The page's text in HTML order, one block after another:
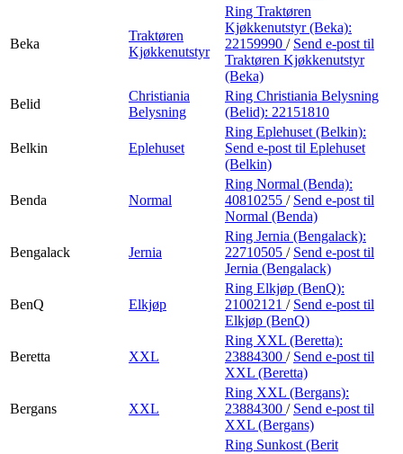
Beka
Traktøren
Kjøkkenutstyr
Ring Traktøren
Kjøkkenutstyr (Beka):
22159990 / Send e-post til
Traktøren Kjøkkenutstyr
(Beka)
Belid
Christiania
Belysning
Ring Christiania Belysning
(Belid): 22151810
Belkin Eplehuset
Ring Eplehuset (Belkin):
Send e-post til Eplehuset
(Belkin)
Benda Normal
Ring Normal (Benda):
40810255 / Send e-post til
Normal (Benda)
Bengalack Jernia
Ring Jernia (Bengalack):
22710505 / Send e-post til
Jernia (Bengalack)
BenQ Elkjøp
Ring Elkjøp (BenQ):
21002121 / Send e-post til
Elkjøp (BenQ)
Beretta XXL
Ring XXL (Beretta):
23884300 / Send e-post til
XXL (Beretta)
Bergans XXL
Ring XXL (Bergans):
23884300 / Send e-post til
XXL (Bergans)
Ring Sunkost (Berit